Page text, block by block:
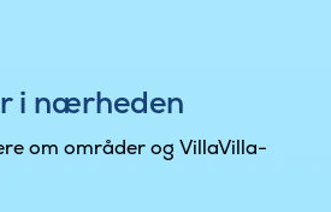
i nærheden
om områder og VillaVilla-